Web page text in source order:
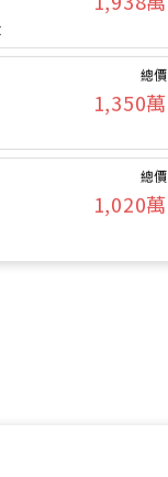
總價
1,350萬
總價
1,020萬